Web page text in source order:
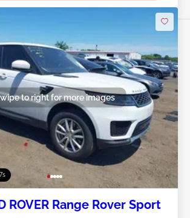
to right for more images
ROVER Range Rover Sport